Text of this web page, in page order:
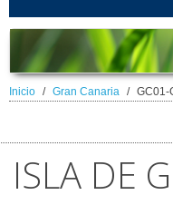
Inicio Gran Canaria GC01-
ISLA DE